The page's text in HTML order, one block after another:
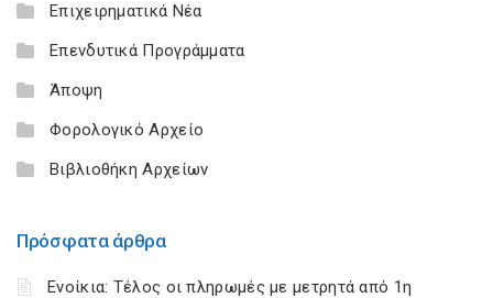
Επιχειρηματικά Νέα
Επενδυτικά Προγράμματα
Άποψη
Φορολογικό Αρχείο
Βιβλιοθήκη Αρχείων
Πρόσφατα άρθρα
Ενοίκια: Τέλος οι πληρωμές με μετρητά από 1η